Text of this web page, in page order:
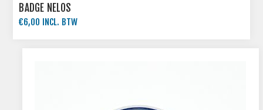
BADGE NELOS
€6,00 INCL. BTW